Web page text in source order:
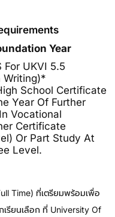
Year
For UKVI 5.5
Writing)*
School Certificate
Year Of Further
Vocational
Certificate
Or Part Study At
Level.
Time) ที่เตรียมพร้อมเพื่อ
เรียนเลือก ที่ University Of